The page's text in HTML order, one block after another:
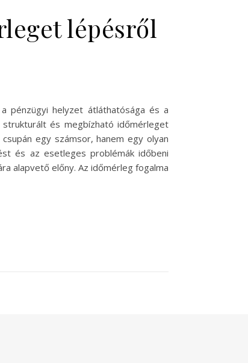
lépésről
pénzügyi helyzet átláthatósága és a
és megbízható időmérleget
egy számsor, hanem egy olyan
és az esetleges problémák időbeni
alapvető előny. Az időmérleg fogalma